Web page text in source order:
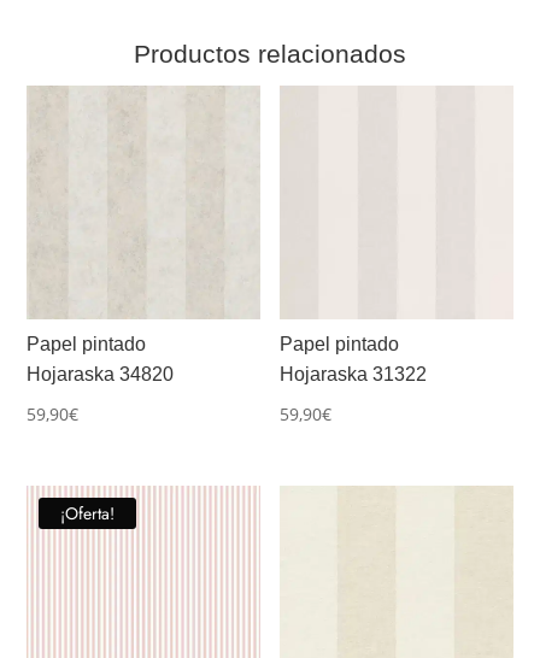
Productos relacionados
Papel pintado
Hojaraska 34820
59,90€
Papel pintado
Hojaraska 31322
59,90€
¡Oferta!